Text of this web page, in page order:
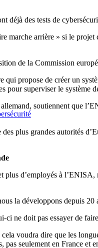
déjà des tests de
marche arrière » si le
de la Commission
qui propose de créer un
pour superviser le système
soutiennent que
plus grandes autorités
d’employés à l’ENISA,
la développons depuis
ne doit pas essayer de
voudra dire que les
pas seulement en France et